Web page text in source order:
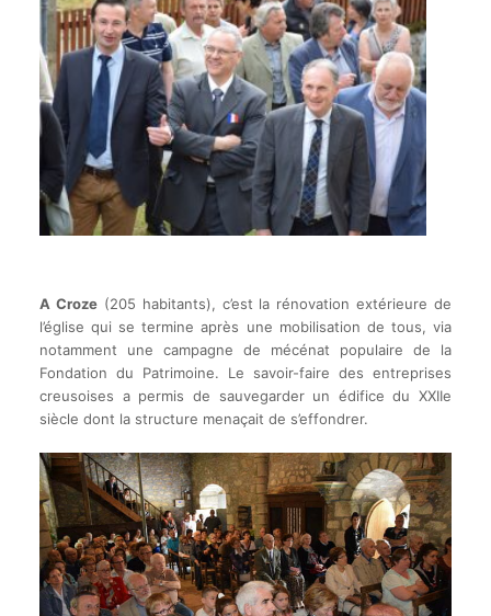
A Croze(205 habitants), c’est la rénovation extérieure de
l’église qui se termine après une mobilisation de tous, via
notamment une campagne de mécénat populaire de la
Fondation du Patrimoine. Le savoir-faire des entreprises
creusoises a permis de sauvegarder un édifice du XXIIe
siècle dont la structure menaçait de s’effondrer.